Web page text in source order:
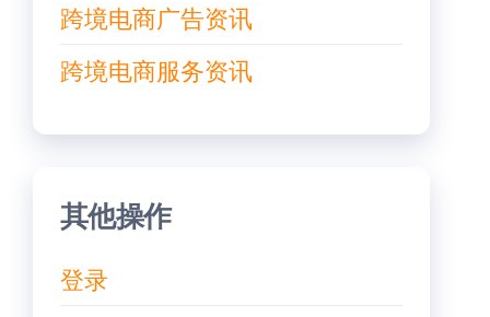
跨境电商广告资讯
跨境电商服务资讯
其他操作
登录